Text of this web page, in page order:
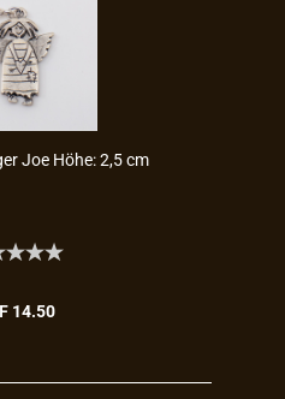
Joe Höhe: 2,5 cm
14.50